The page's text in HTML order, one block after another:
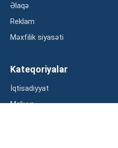
Əlaqə
Reklam
Məxfilik siyasəti
Kateqoriyalar
İqtisadiyyat
Maliyyə